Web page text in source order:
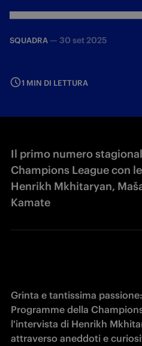
SQUADRA — 30 set 2025
1 MIN DI LETTURA
Il primo numero
Champions League con
Henrikh Mkhitaryan,
Kamate
Grinta e tantissima
Programme della
l'intervista di Henrikh
attraverso aneddoti e